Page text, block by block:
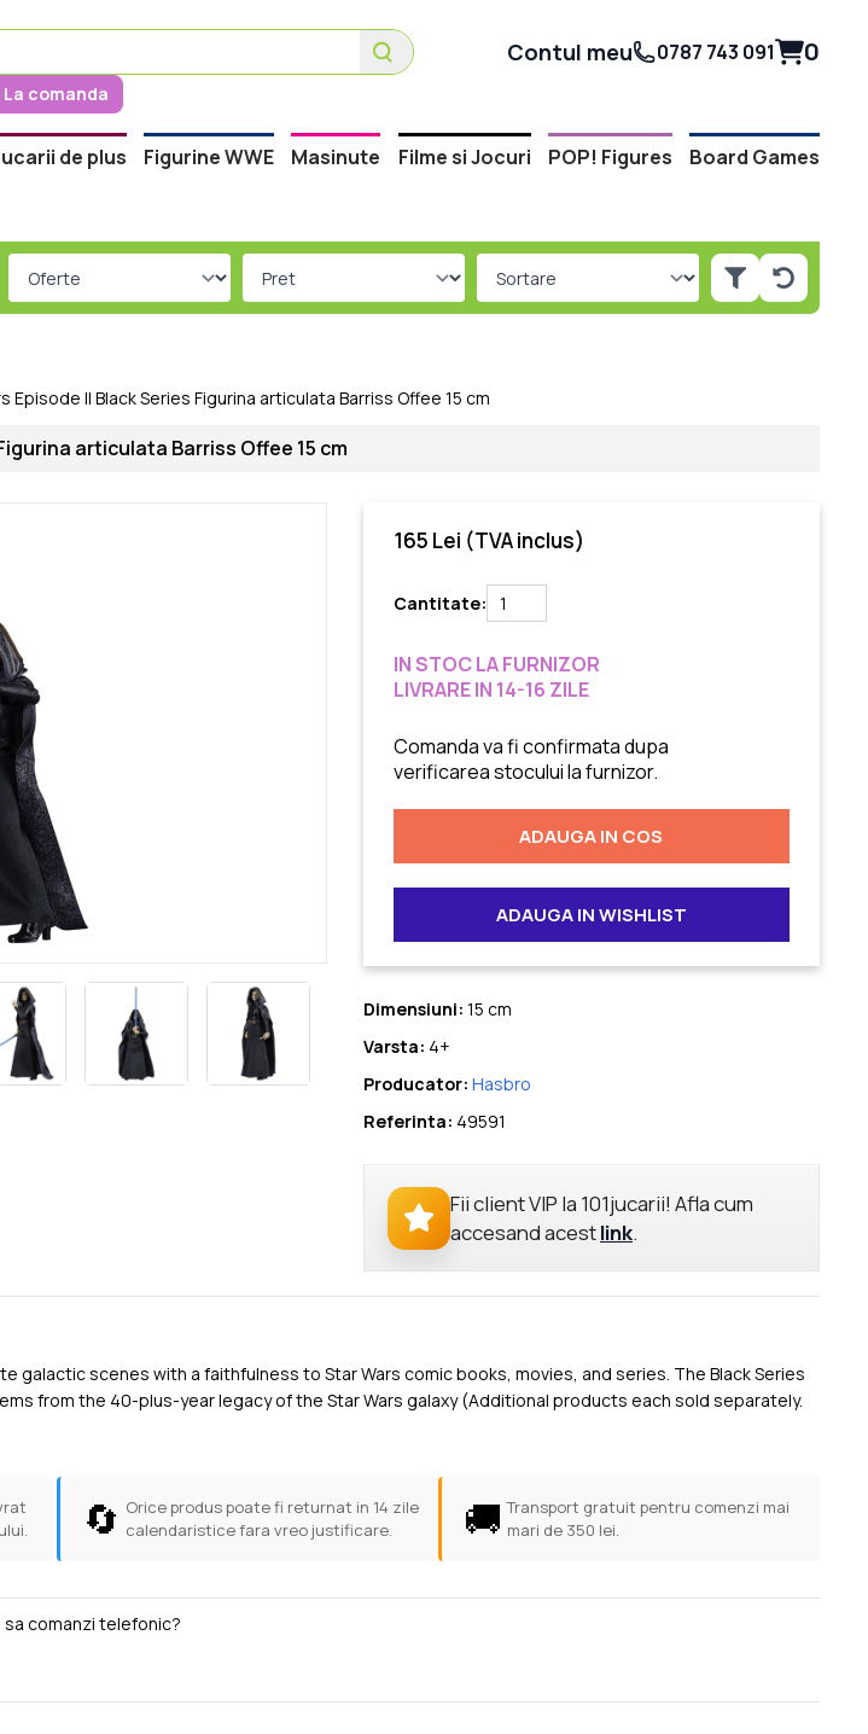
Contul meu 0787 743 091 0
La comanda
de plus Figurine WWE Masinute Filme si Jocuri POP! Figures Board Games
Episode II Black Series Figurina articulata Barriss Offee 15 cm
articulata Barriss Offee 15 cm
165 Lei (TVA inclus)
Cantitate:
IN STOC LA FURNIZOR
LIVRARE IN 14-16 ZILE
Comanda va fi confirmata dupa
verificarea stocului la furnizor.
ADAUGA IN COS
ADAUGA IN WISHLIST
Dimensiuni: 15 cm
Varsta: 4+
Producator: Hasbro
Referinta: 49591
Fii client VIP la 101jucarii! Afla cum
accesand acestlink.
galactic scenes with a faithfulness to Star Wars comic books, movies, and series. The Black Series
from the 40-plus-year legacy of the Star Wars galaxy (Additional products each sold separately.
🔄 Orice produs poate fi returnat in 14 zile
calendaristice fara vreo justificare.
🚚 Transport gratuit pentru comenzi mai
mari de 350 lei.
sa comanzi telefonic?